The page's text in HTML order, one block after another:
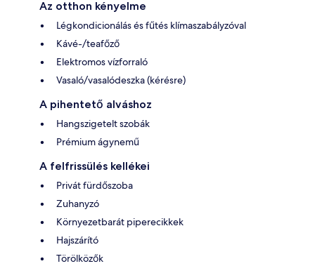
Az otthon kényelme
Légkondicionálás és fűtés klímaszabályzóval
Kávé-/teafőző
Elektromos vízforraló
Vasaló/vasalódeszka (kérésre)
A pihentető alváshoz
Hangszigetelt szobák
Prémium ágynemű
A felfrissülés kellékei
Privát fürdőszoba
Zuhanyzó
Környezetbarát piperecikkek
Hajszárító
Törölközők